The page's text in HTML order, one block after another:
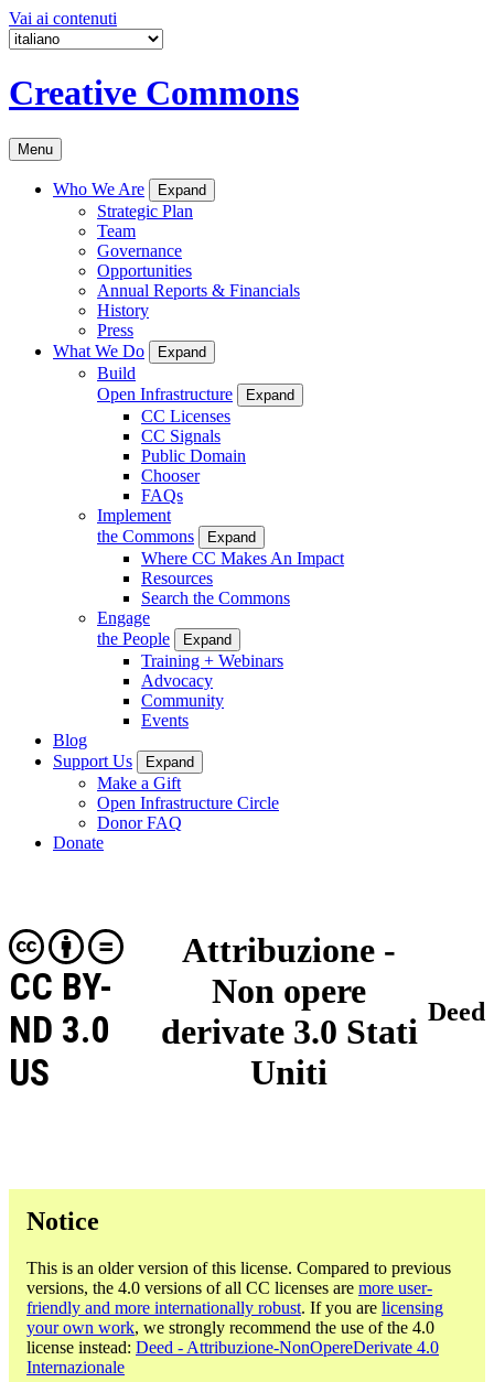
Vai ai contenuti
Creative Commons
Menu
Who We Are Expand
Strategic Plan
Team
Governance
Opportunities
Annual Reports & Financials
History
Press
What We Do
Expand
Build
Open Infrastructure
Expand
CC Licenses
CC Signals
Public Domain
Chooser
FAQs
Implement
the Commons
Expand
Where CC Makes An Impact
Resources
Search the Commons
Engage
the People
Expand
Training + Webinars
Advocacy
Community
Events
Blog
Support Us
Expand
Make a Gift
Open Infrastructure Circle
Donor FAQ
Donate
Attribuzione -
Non opere
derivate 3.0 Stati
Uniti
CC BY-
ND 3.0
US
Deed
Notice
This is an older version of this license. Compared to previous
versions, the 4.0 versions of all CC licenses are more user-
friendly and more internationally robust. If you are licensing
your own work, we strongly recommend the use of the 4.0
license instead: Deed - Attribuzione-NonOpereDerivate 4.0
Internazionale